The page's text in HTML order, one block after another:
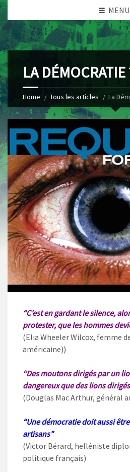
MENU
LA DÉMOCRATIE
Home Tous les articles La
“C’est en gardant le silence,
protester, que les hommes
(Elia Wheeler Wilcox, femme
américaine))
“Des moutons dirigés par un
dangereux que des lions
(Douglas Mac Arthur, général
“Une démocratie doit aussi
artisans”
(Victor Bérard, helléniste
politique français)